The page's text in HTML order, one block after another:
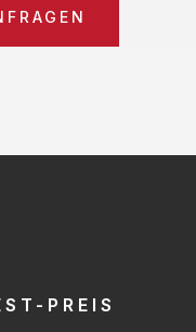
PREIS